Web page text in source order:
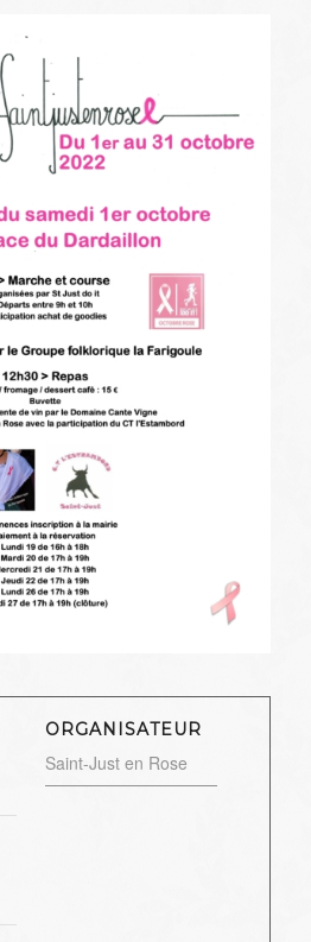
ORGANISATEUR
Saint-Just en Rose